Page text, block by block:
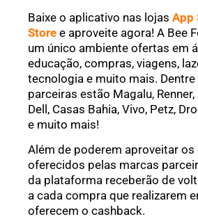
Baixe o aplicativo nas lojas App
Store e aproveite agora! A Bee
um único ambiente ofertas em
educação, compras, viagens,
tecnologia e muito mais. Dentre
parceiras estão Magalu, Renner,
Dell, Casas Bahia, Vivo, Petz,
e muito mais!
Além de poderem aproveitar
oferecidos pelas marcas
da plataforma receberão de
a cada compra que realizarem
oferecem o cashback.